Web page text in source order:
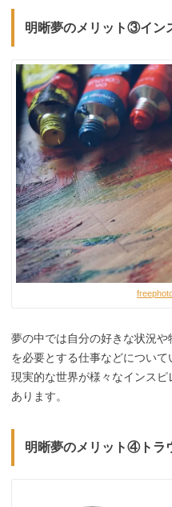
明晰夢のメリット③イン
夢の中では自分の好きな状況
を必要とする仕事などについ
現実的な世界が様々なインス
あります。
明晰夢のメリット④トラ